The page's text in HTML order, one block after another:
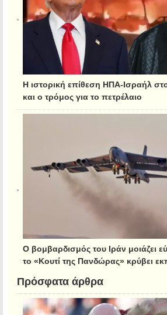
Η ιστορική επίθεση ΗΠΑ-Ισραήλ
και ο τρόμος για το πετρέλαιο
Ο βομβαρδισμός του Ιράν μοιάζει
το «Κουτί της Πανδώρας» κρύβει
Πρόσφατα άρθρα